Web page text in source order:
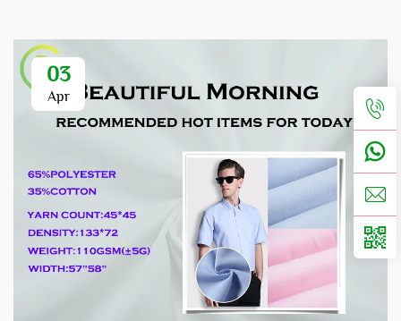
03
Apr